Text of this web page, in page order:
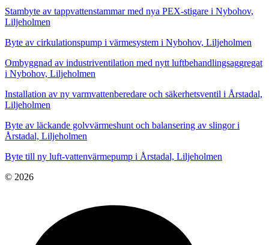
Stambyte av tappvattenstammar med nya PEX-stigare i Nybohov,
Liljeholmen
Byte av cirkulationspump i värmesystem i Nybohov, Liljeholmen
Ombyggnad av industriventilation med nytt luftbehandlingsaggregat
i Nybohov, Liljeholmen
Installation av ny varmvattenberedare och säkerhetsventil i Årstadal,
Liljeholmen
Byte av läckande golvvärmeshunt och balansering av slingor i
Årstadal, Liljeholmen
Byte till ny luft-vattenvärmepump i Årstadal, Liljeholmen
© 2026